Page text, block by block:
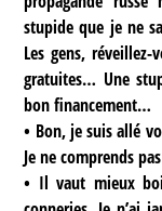
stupide que je ne
Les gens,
gratuites… Une
bon financement…
• Bon, je suis allé
Je ne comprends
• Il vaut mieux